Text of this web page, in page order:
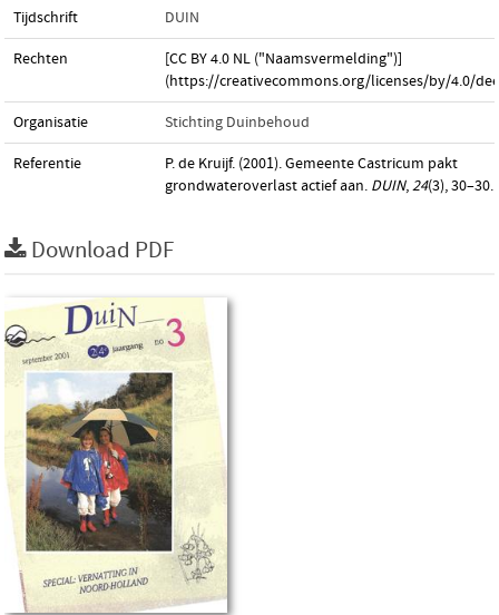
Tijdschrift DUIN
Rechten
[CC BY 4.0 NL ("Naamsvermelding")]
(https://creativecommons.org/licenses/by/4.0/
Organisatie Stichting Duinbehoud
Referentie
P. de Kruijf. (2001). Gemeente Castricum pakt
grondwateroverlast actief aan. DUIN,24(3), 30–30.
Download PDF